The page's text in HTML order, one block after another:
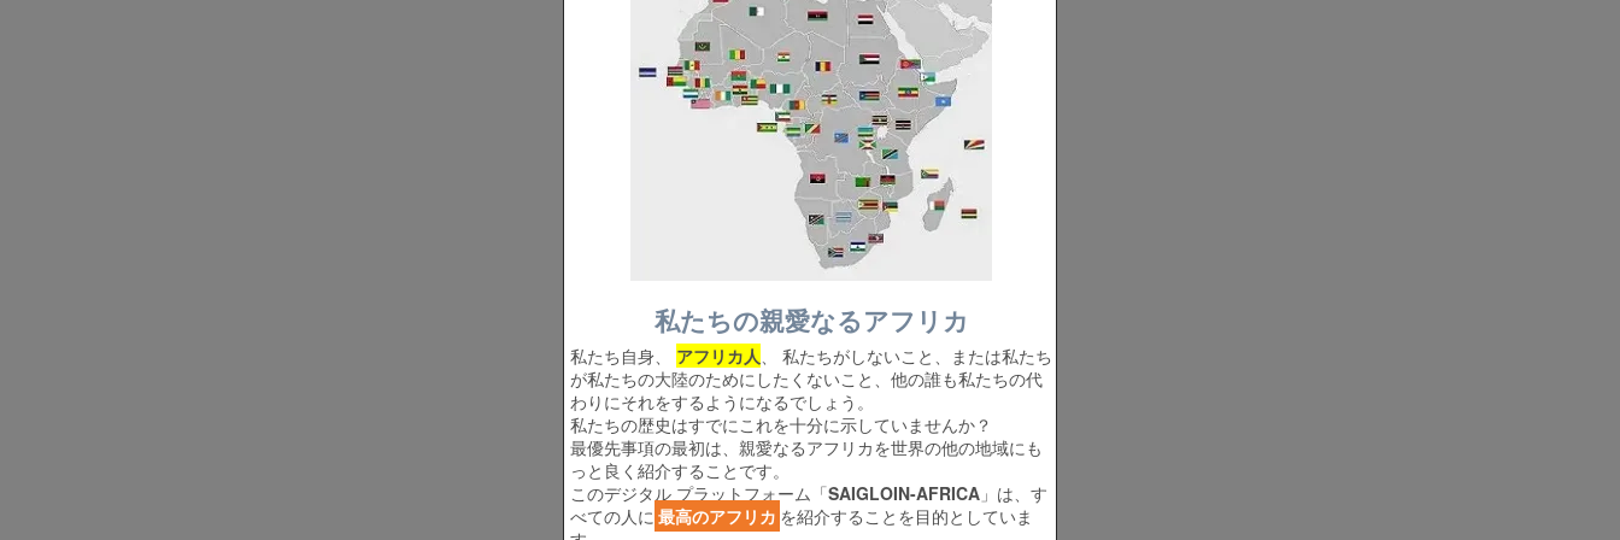
私たちの親愛なるアフリカ
私たち自身、 アフリカ人、 私たちがしないこと、または私たち
が私たちの大陸のためにしたくないこと、他の誰も私たちの代
わりにそれをするようになるでしょう。
私たちの歴史はすでにこれを十分に示していませんか？
最優先事項の最初は、親愛なるアフリカを世界の他の地域にも
っと良く紹介することです。
このデジタル プラットフォーム「SAIGLOIN-AFRICA 」は、す
べての人に 最高のアフリカ を紹介することを目的としていま